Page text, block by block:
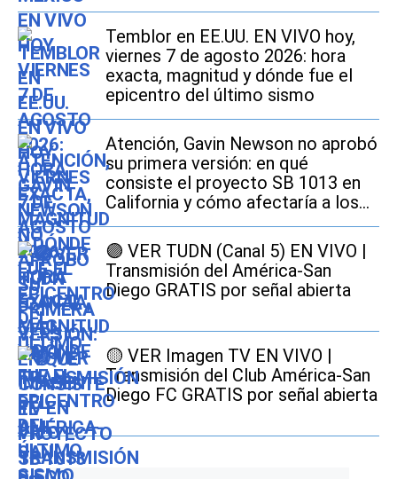
Temblor en EE.UU. EN VIVO hoy,
viernes 7 de agosto 2026: hora
exacta, magnitud y dónde fue el
epicentro del último sismo
Atención, Gavin Newson no aprobó
su primera versión: en qué
consiste el proyecto SB 1013 en
California y cómo afectaría a los
conductores
🟣 VER TUDN (Canal 5) EN VIVO |
Transmisión del América-San
Diego GRATIS por señal abierta
🟡 VER Imagen TV EN VIVO |
Transmisión del Club América-San
Diego FC GRATIS por señal abierta